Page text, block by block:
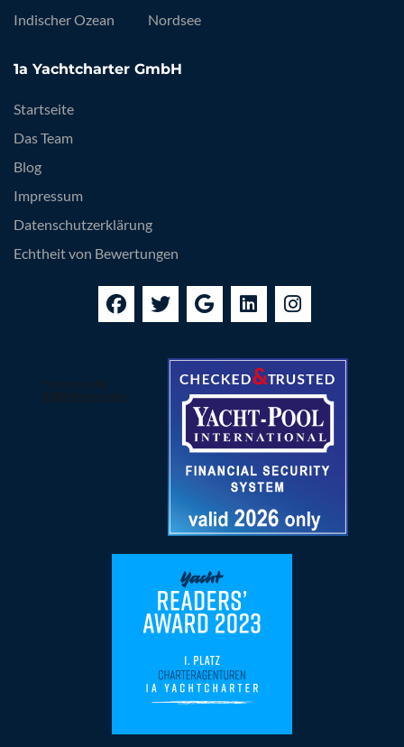
Indischer Ozean
Nordsee
1a Yachtcharter GmbH
Startseite
Das Team
Blog
Impressum
Datenschutzerklärung
Echtheit von Bewertungen